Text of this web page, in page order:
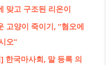
맞고 구조된 리온이
고양이 죽이기, “혐오에
오”
한국마사회, 말 등록 의